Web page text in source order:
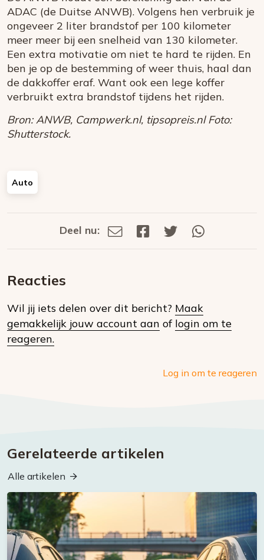
ADAC (de Duitse ANWB). Volgens hen verbruik je
ongeveer 2 liter brandstof per 100 kilometer
meer meer bij een snelheid van 130 kilometer.
Een extra motivatie om niet te hard te rijden. En
ben je op de bestemming of weer thuis, haal dan
de dakkoffer eraf. Want ook een lege koffer
verbruikt extra brandstof tijdens het rijden.
Bron: ANWB, Campwerk.nl, tipsopreis.nl Foto:
Shutterstock.
Auto
Deel
social
Deel nu:
Deel
Deel
Deel
Reacties
Wil jij iets delen over dit bericht? Maak
gemakkelijk jouw account aan of login om te
reageren.
Log in om te reageren
Gerelateerde artikelen
Alle artikelen